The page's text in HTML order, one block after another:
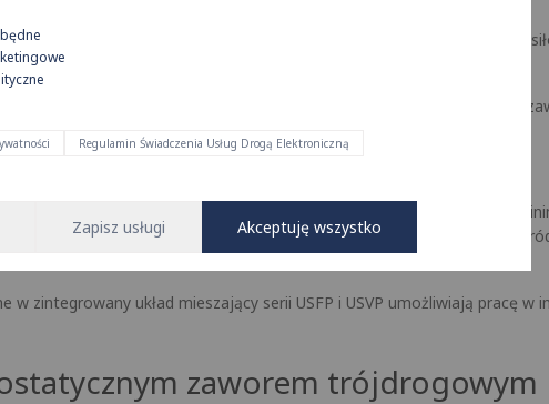
Regulamin Świadczenia Usług Drogą Elektroniczną
Zapisz usługi Akceptuję wszystko
termostatyczne umieszczone w belce rozdzielacza, sterowane przez
pompę w przypadku jednoczesnego zamknięcia wszystkich
siłowników na zaworach termostatycznych rozdzielacza).
źródłami ciepła np. kotłami kondensacyjnymi
.
60 °C. Z tego powodu do współpracy z niskotemperaturowymi
zintegrowany układ mieszający serii USFP i USVP umożliwiają pracę w
zaworem trójdrogowym